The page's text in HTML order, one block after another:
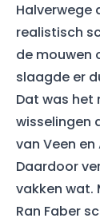
Halverwege
realistisch
de mouwen
slaagde er
Dat was het
wisselingen
van Veen
Daardoor
vakken wat.
Ran Faber